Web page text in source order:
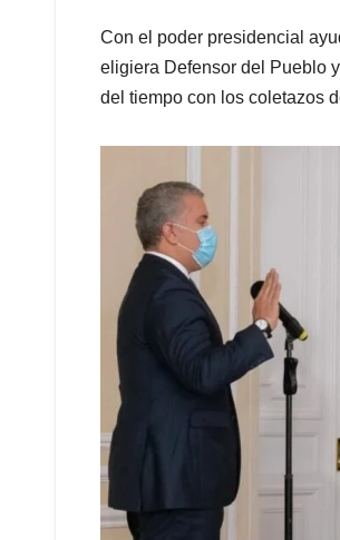
Con el poder presidencial
eligiera Defensor del Pueblo
del tiempo con los coletazos